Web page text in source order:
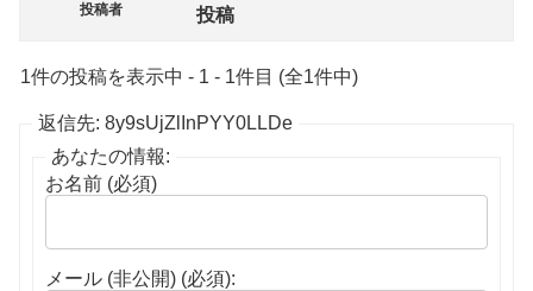
投稿者 投稿
1件の投稿を表示中 - 1 - 1件目 (全1件中)
返信先: 8y9sUjZlInPYY0LLDe
あなたの情報:
お名前 (必須)
メール (非公開) (必須):